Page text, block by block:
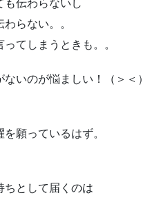
も伝わらないし
らない。。
てしまうときも。。
ないのが悩ましい！（＞＜）
願っているはず。
ちとして届くのは